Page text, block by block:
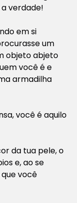
verdade!
em si
um
objeto abjeto
você é e
armadilha
você é aquilo
da tua pele, o
e, ao se
você